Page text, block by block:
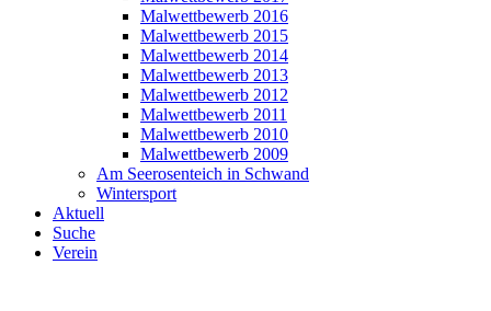
Malwettbewerb 2016
Malwettbewerb 2015
Malwettbewerb 2014
Malwettbewerb 2013
Malwettbewerb 2012
Malwettbewerb 2011
Malwettbewerb 2010
Malwettbewerb 2009
Am Seerosenteich in Schwand
Wintersport
Aktuell
Suche
Verein